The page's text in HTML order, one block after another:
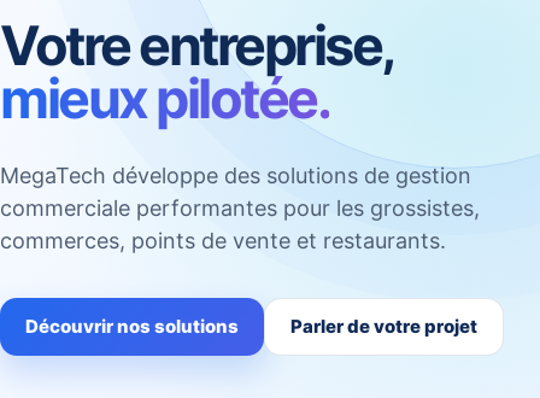
Votre entreprise,
mieux pilotée.
MegaTech développe des solutions de gestion
commerciale performantes pour les grossistes,
commerces, points de vente et restaurants.
Découvrir nos solutions Parler de votre projet